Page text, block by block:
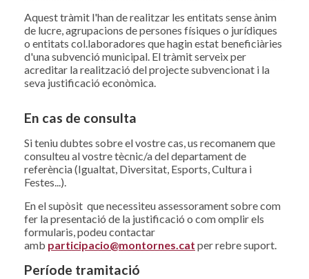
Aquest tràmit l'han de realitzar les entitats sense ànim
de lucre, agrupacions de persones físiques o jurídiques
o entitats col.laboradores que hagin estat beneficiàries
d'una subvenció municipal. El tràmit serveix per
acreditar la realització del projecte subvencionat i la
seva justificació econòmica.
En cas de consulta
Si teniu dubtes sobre el vostre cas, us recomanem que
consulteu al vostre tècnic/a del departament de
referència (Igualtat, Diversitat, Esports, Cultura i
Festes...).
En el supòsit que necessiteu assessorament sobre com
fer la presentació de la justificació o com omplir els
formularis, podeu contactar
amb participacio@montornes.cat per rebre suport.
Període tramitació